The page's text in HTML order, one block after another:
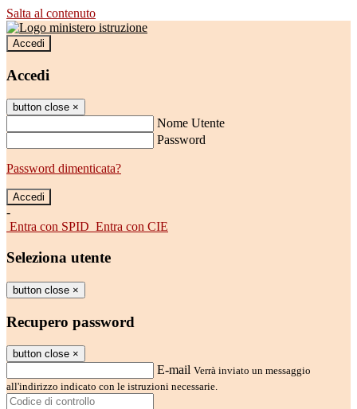
Salta al contenuto
Accedi
Accedi
button close ×
Nome Utente
Password
Password dimenticata?
-
Entra con SPID Entra con CIE
Seleziona utente
button close ×
Recupero password
button close ×
E-mail Verrà inviato un messaggio
all'indirizzo indicato con le istruzioni necessarie.